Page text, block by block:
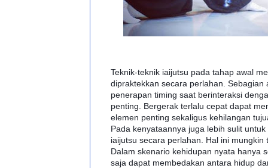
Teknik-teknik iaijutsu pada tahap awal
dipraktekkan secara perlahan. Sebagian
penerapan timing saat berinteraksi
penting. Bergerak terlalu cepat dapat
elemen penting sekaligus kehilangan
Pada kenyataannya juga lebih sulit
iaijutsu secara perlahan. Hal ini mungkin
Dalam skenario kehidupan nyata hanya
saja dapat membedakan antara hidup